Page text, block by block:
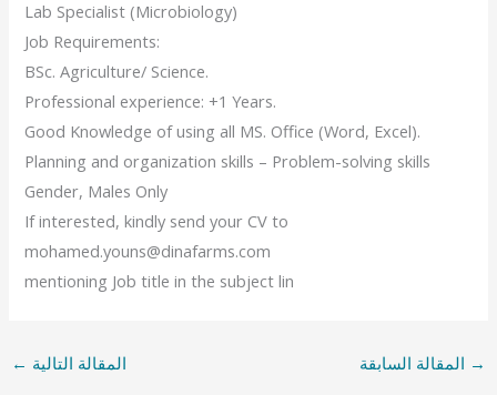
Lab Specialist (Microbiology)
Job Requirements:
BSc. Agriculture/ Science.
Professional experience: +1 Years.
Good Knowledge of using all MS. Office (Word, Excel).
Planning and organization skills – Problem-solving skills
Gender, Males Only
If interested, kindly send your CV to
mohamed.youns@dinafarms.com
mentioning Job title in the subject lin
→ المقالة السابقة المقالة التالية ←